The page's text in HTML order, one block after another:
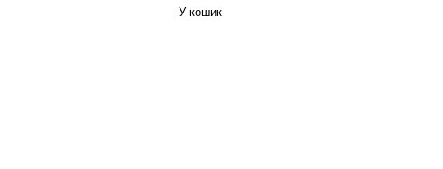
У кошик